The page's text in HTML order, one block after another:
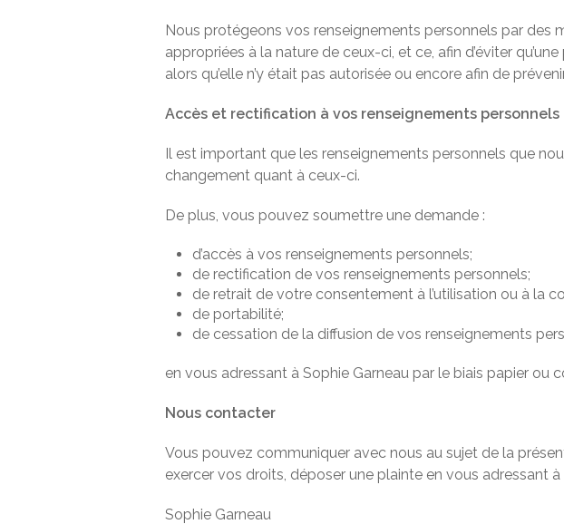
Nous protégeons vos renseignements personnels par des
appropriées à la nature de ceux-ci, et ce, afin d’éviter
alors qu’elle n’y était pas autorisée ou encore afin de
Accès et rectification à vos renseignements personnels
Il est important que les renseignements personnels que
changement quant à ceux-ci.
De plus, vous pouvez soumettre une demande :
d’accès à vos renseignements personnels;
de rectification de vos renseignements personnels;
de retrait de votre consentement à l’utilisation ou à la
de portabilité;
de cessation de la diffusion de vos renseignements
en vous adressant à Sophie Garneau par le biais papier ou
Nous contacter
Vous pouvez communiquer avec nous au sujet de la
exercer vos droits, déposer une plainte en vous adressant à
Sophie Garneau